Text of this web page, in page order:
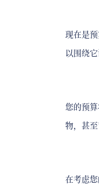
现在是
以围绕
您的预
物，甚
在考虑